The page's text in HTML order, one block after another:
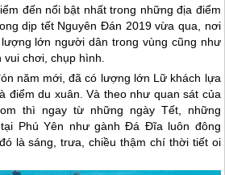
đến nổi bật nhất trong những địa điểm
dịp tết Nguyên Đán 2019 vừa qua, nơi
lớn người dân trong vùng cũng như
vui chơi, chụp hình.
năm mới, đã có lượng lớn Lữ khách lựa
điểm du xuân. Và theo như quan sát của
thì ngay từ những ngày Tết, những
Phú Yên như gành Đá Đĩa luôn đông
là sáng, trưa, chiều thậm chí thời tiết oi